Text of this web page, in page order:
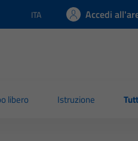
Lingua attiva:
ITA Accedi
libero Istruzione